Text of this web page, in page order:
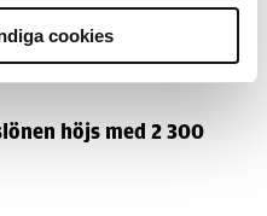
cookies
höjs med 2 300